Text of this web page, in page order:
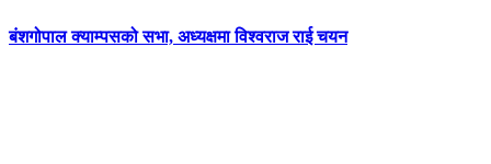
बंशगोपाल क्याम्पसको सभा, अध्यक्षमा विश्वराज राई चयन